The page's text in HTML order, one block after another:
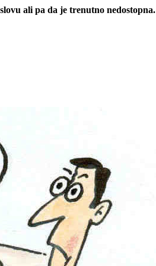
ali pa da je trenutno nedostopna.